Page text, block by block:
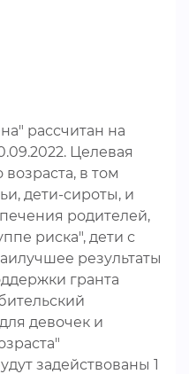
рассчитан на
Целевая
в том
дети-сироты, и
родителей,
риска", дети с
результаты
гранта
девочек и
задействованы 1